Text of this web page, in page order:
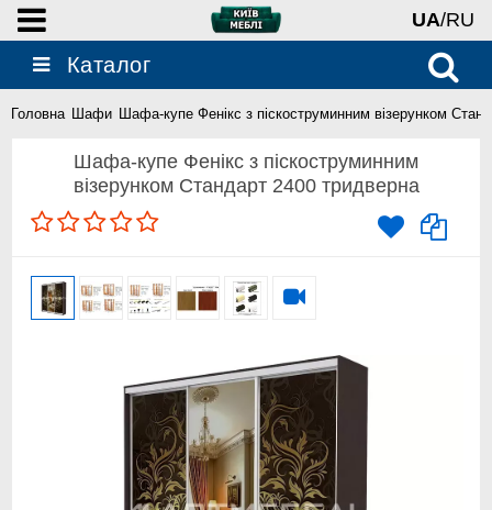
UA/RU
Каталог
Головна Шафи Шафа-купе Фенікс з піскоструминним візерунком
Шафа-купе Фенікс з піскоструминним
візерунком Стандарт 2400 тридверна